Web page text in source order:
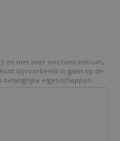
en niet over ons tuincentrum,
bijvoorbeeld in gaan op de
eigenschappen.